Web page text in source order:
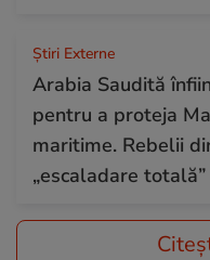
Știri Externe
Arabia Saudită
pentru a proteja
maritime. Rebelii
„escaladare totală”